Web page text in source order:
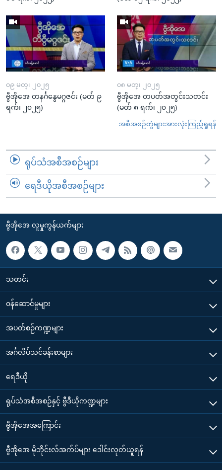
၀၉ မတ္၊ ၂၀၂၅
ဗွီအိုအေ တနင်္ဂနွေမဂ္ဂဇင်း (မတ် ၉
ရက်၊ ၂၀၂၅)
၀၈ မတ္၊ ၂၀၂၅
ဗွီအိုအေ တပတ်အတွင်းသတင်း
(မတ် ၈ ရက်၊ ၂၀၂၅)
အစီအစဉ်တွဲများအားလုံးကြည့်ရှုရန်
ရုပ်သံအစီအစဉ်များ
ရေဒီယိုအစီအစဉ်များ
ဗွီအိုအေ လူမှုကွန်ယက်များ
သတင်း
၀န်ဆောင်မှုများ
အပတ်စဉ်ကဏ္ဍများ
အင်္ဂလိပ်သင်ခန်းစာများ
ရေဒီယို
ရုပ်သံအစီအစဉ်နှင့် ဗွီဒီယိုကဏ္ဍများ
ဗွီအိုအေအကြောင်း
ဗွီအိုအေ မိုဘိုင်းလ်အက်ပ်များ ဒေါင်းလုတ်ယူရန်